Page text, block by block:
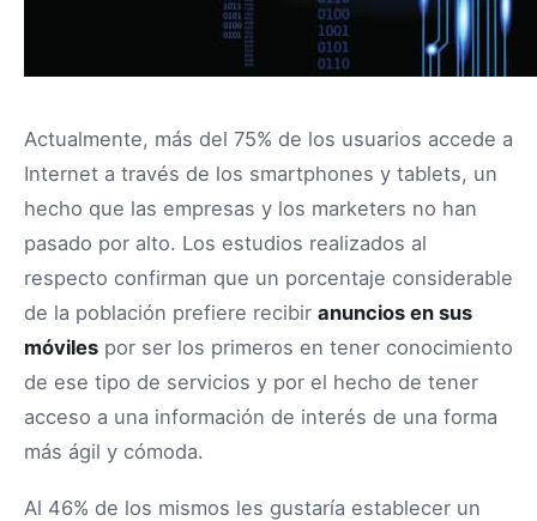
Actualmente, más del 75% de los usuarios accede a
Internet a través de los smartphones y tablets, un
hecho que las empresas y los marketers no han
pasado por alto. Los estudios realizados al
respecto confirman que un porcentaje considerable
de la población prefiere recibir anuncios en sus
móviles por ser los primeros en tener conocimiento
de ese tipo de servicios y por el hecho de tener
acceso a una información de interés de una forma
más ágil y cómoda.
Al 46% de los mismos les gustaría establecer un